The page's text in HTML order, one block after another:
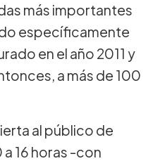
más importantes
específicamente
en el año 2011 y
a más de 100
al público de
a 16 horas -con